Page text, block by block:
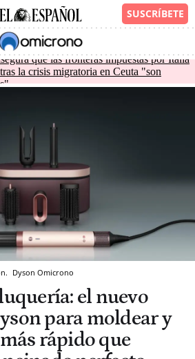
que las fronteras impuestas por Italia
la crisis migratoria en Ceuta "son
Dyson Omicrono
el nuevo
para moldear y
rápido que